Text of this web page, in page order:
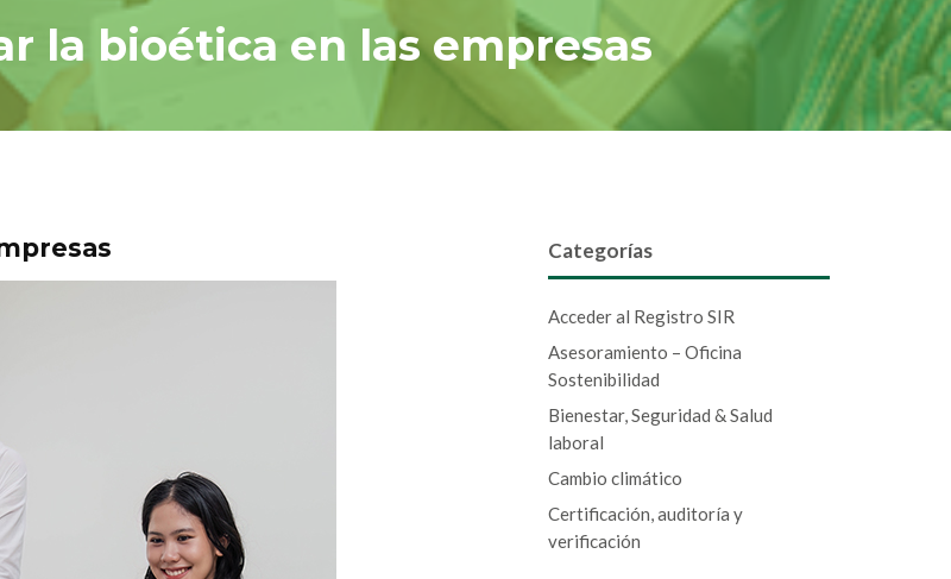
la bioética en las empresas
Categorías
Acceder al Registro SIR
Asesoramiento – Oficina
Sostenibilidad
Bienestar, Seguridad & Salud
laboral
Cambio climático
Certificación, auditoría y
verificación